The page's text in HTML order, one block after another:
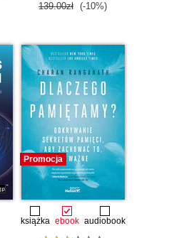
139.00zł (-10%)
Promocja
książka ebook audiobook